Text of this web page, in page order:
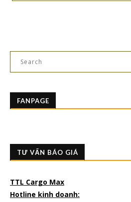
FANPAGE
TƯ VẤN BÁO GIÁ
TTL Cargo Max
Hotline kinh doanh: